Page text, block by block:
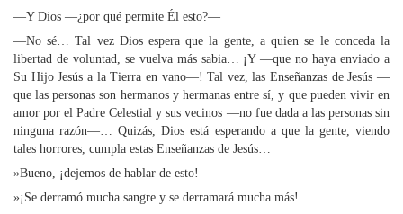
—Y Dios —¿por qué permite Él esto?—
—No sé… Tal vez Dios espera que la gente, a quien se le conceda la
libertad de voluntad, se vuelva más sabia… ¡Y —que no haya enviado a
Su Hijo Jesús a la Tierra en vano—! Tal vez, las Enseñanzas de Jesús —
que las personas son hermanos y hermanas entre sí, y que pueden vivir en
amor por el Padre Celestial y sus vecinos —no fue dada a las personas sin
ninguna razón—… Quizás, Dios está esperando a que la gente, viendo
tales horrores, cumpla estas Enseñanzas de Jesús…
»Bueno, ¡dejemos de hablar de esto!
»¡Se derramó mucha sangre y se derramará mucha más!…